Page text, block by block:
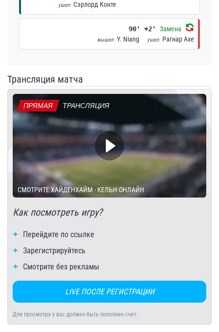
ушел: Сэрлорд Конте
90' +2' Замена
вышел: Y. Niang ушел: Рагнар Ахе
Трансляция матча
ПРЯМАЯ ТРАНСЛЯЦИЯ
СМОТРИТЕ ХАЙДЕНХАЙМ - КЕЛЬН ОНЛАЙН
Как посмотреть игру?
Перейдите по ссылке
Зарегистрируйтесь
Смотрите без рекламы
LIVE ПОСЛЕ РЕГИСТРАЦИИ
Для просмотра у вас должен быть пополнен счет.